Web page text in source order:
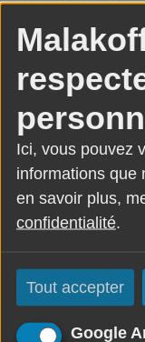
Ici, vous pouvez
informations que
en savoir plus,
confidentialité.
Tout accepter
Google
Habitat. C’est 62
viennent grandir
premiers
SAIEM